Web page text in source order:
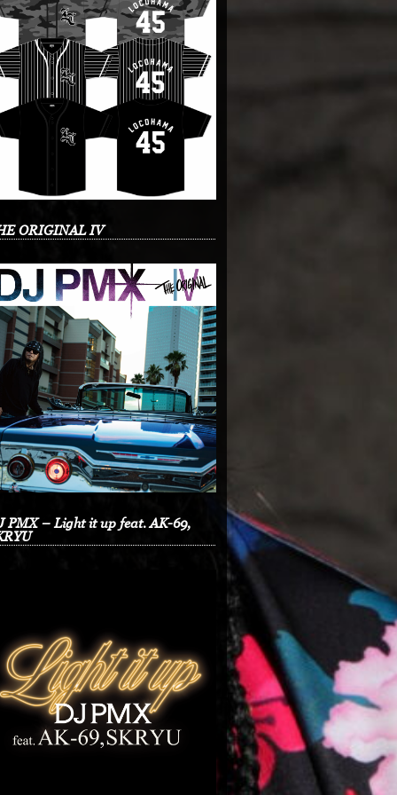
ORIGINAL IV
PMX – Light it up feat. AK-69,